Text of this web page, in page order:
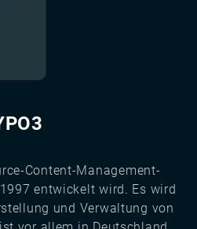
Content-Management-
entwickelt wird. Es wird
und Verwaltung von